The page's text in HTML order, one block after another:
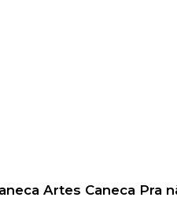
Artes Caneca Pra